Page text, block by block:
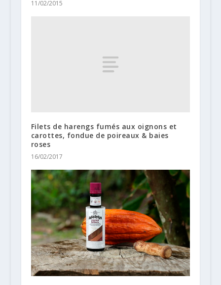
11/02/2015
Filets de harengs fumés aux oignons et
carottes, fondue de poireaux & baies
roses
16/02/2017